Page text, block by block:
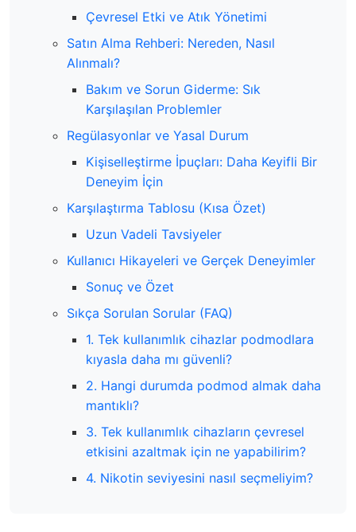
Çevresel Etki ve Atık Yönetimi
Satın Alma Rehberi: Nereden, Nasıl
Alınmalı?
Bakım ve Sorun Giderme: Sık
Karşılaşılan Problemler
Regülasyonlar ve Yasal Durum
Kişiselleştirme İpuçları: Daha Keyifli Bir
Deneyim İçin
Karşılaştırma Tablosu (Kısa Özet)
Uzun Vadeli Tavsiyeler
Kullanıcı Hikayeleri ve Gerçek Deneyimler
Sonuç ve Özet
Sıkça Sorulan Sorular (FAQ)
1. Tek kullanımlık cihazlar podmodlara
kıyasla daha mı güvenli?
2. Hangi durumda podmod almak daha
mantıklı?
3. Tek kullanımlık cihazların çevresel
etkisini azaltmak için ne yapabilirim?
4. Nikotin seviyesini nasıl seçmeliyim?